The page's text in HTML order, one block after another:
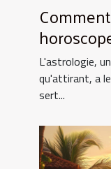
quotidien
L'astrologie,
qu'attirant, a
sert...